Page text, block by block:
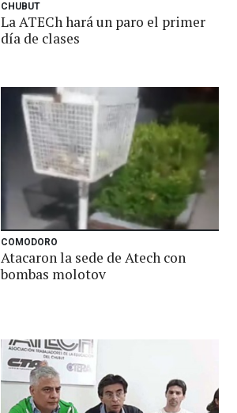
CHUBUT
La ATECh hará un paro el primer
día de clases
COMODORO
Atacaron la sede de Atech con
bombas molotov